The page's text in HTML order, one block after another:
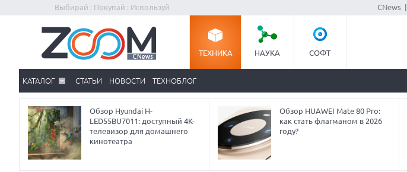
Выбирай : Покупай : Используй CNews|
ТЕХНИКА НАУКА СОФТ
КАТАЛОГ СТАТЬИ НОВОСТИ ТЕХНОБЛОГ
Обзор Hyundai H-
LED55BU7011: доступный 4K-
телевизор для домашнего
кинотеатра
Обзор HUAWEI Mate 80 Pro:
как стать флагманом в 2026
году?